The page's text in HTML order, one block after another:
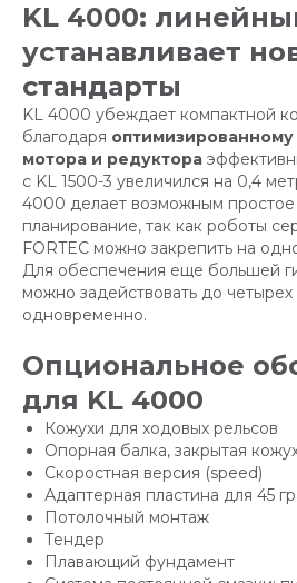
KL 4000:
устанавливает
стандарты
KL 4000 убеждает компактной
благодаря
мотора и редуктора
с KL 1500-3 увеличился на 0,4
4000 делает возможным простое
планирование, так как роботы
FORTEC можно закрепить на
Для обеспечения еще большей
можно задействовать до четырех
одновременно.
Опциональное
для KL 4000
Кожухи для ходовых рельсов
Опорная балка, закрытая
Скоростная версия (speed)
Адаптерная пластина для 45
Потолочный монтаж
Тендер
Плавающий фундамент